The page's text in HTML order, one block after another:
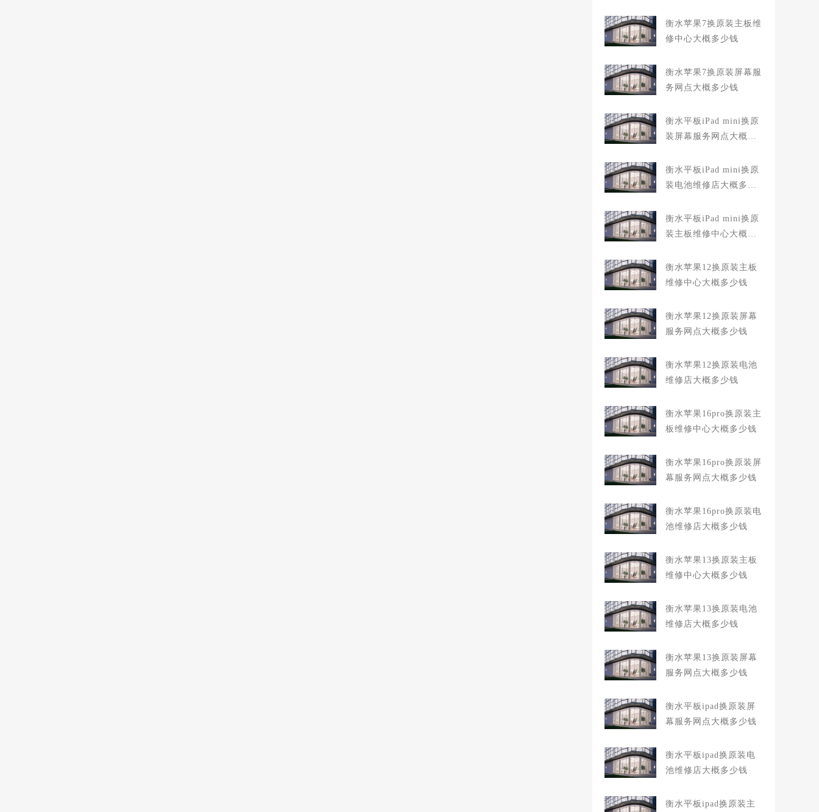
衡水苹果7换原装主板维
修中心大概多少钱
衡水苹果7换原装屏幕服
务网点大概多少钱
衡水平板iPad mini换原
装屏幕服务网点大概多
衡水平板iPad mini换原
装电池维修店大概多少
衡水平板iPad mini换原
装主板维修中心大概多
衡水苹果12换原装主板
维修中心大概多少钱
衡水苹果12换原装屏幕
服务网点大概多少钱
衡水苹果12换原装电池
维修店大概多少钱
衡水苹果16pro换原装主
板维修中心大概多少钱
衡水苹果16pro换原装屏
幕服务网点大概多少钱
衡水苹果16pro换原装电
池维修店大概多少钱
衡水苹果13换原装主板
维修中心大概多少钱
衡水苹果13换原装电池
维修店大概多少钱
衡水苹果13换原装屏幕
服务网点大概多少钱
衡水平板ipad换原装屏
幕服务网点大概多少钱
衡水平板ipad换原装电
池维修店大概多少钱
衡水平板ipad换原装主